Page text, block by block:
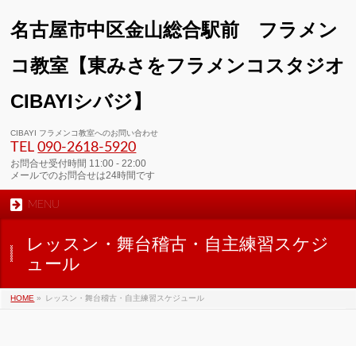
名古屋市中区金山総合駅前 フラメン
コ教室【東みさをフラメンコスタジオ
CIBAYIシバジ】
CIBAYI フラメンコ教室へのお問い合わせ
TEL090-2618‐5920
お問合せ受付時間 11:00 - 22:00
メールでのお問合せは24時間です
MENU
レッスン・舞台稽古・自主練習スケジ
ュール
HOME » レッスン・舞台稽古・自主練習スケジュール
01:00
02:00
03:00
04:00